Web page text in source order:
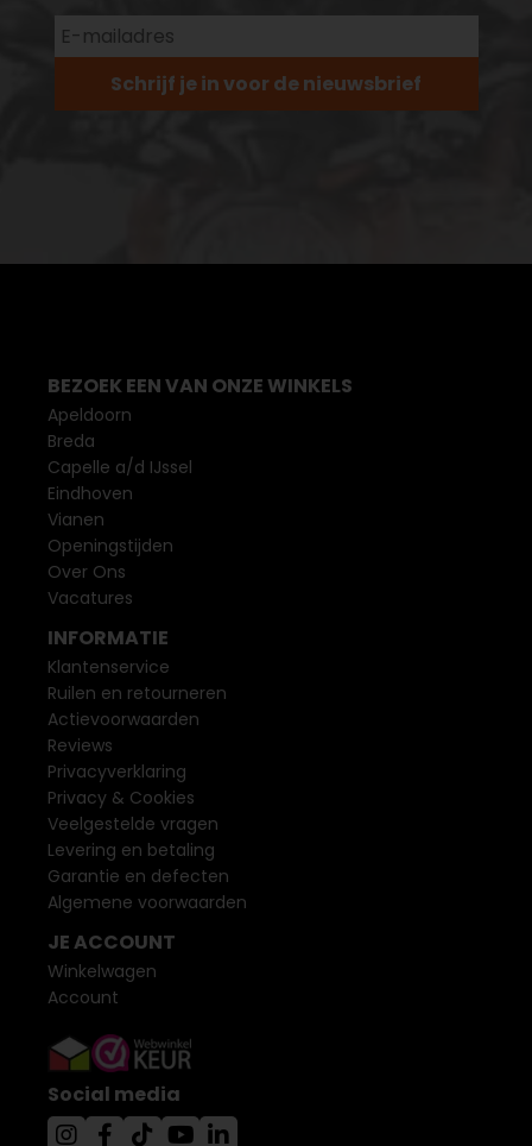
Schrijf je in voor de nieuwsbrief
BEZOEK EEN VAN ONZE WINKELS
Apeldoorn
Breda
Capelle a/d IJssel
Eindhoven
Vianen
Openingstijden
Over Ons
Vacatures
INFORMATIE
Klantenservice
Ruilen en retourneren
Actievoorwaarden
Reviews
Privacyverklaring
Privacy & Cookies
Veelgestelde vragen
Levering en betaling
Garantie en defecten
Algemene voorwaarden
JE ACCOUNT
Winkelwagen
Account
Social media